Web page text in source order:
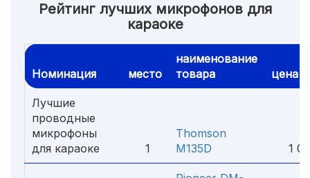
Рейтинг лучших микрофонов для
караоке
Номинация место
наименование
товара
цена
Лучшие
проводные
микрофоны
для караоке
1
Thomson
M135D
1